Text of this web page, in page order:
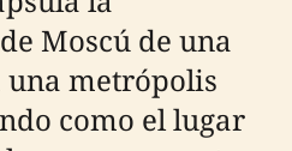
Moscú de una
metrópolis
como el lugar